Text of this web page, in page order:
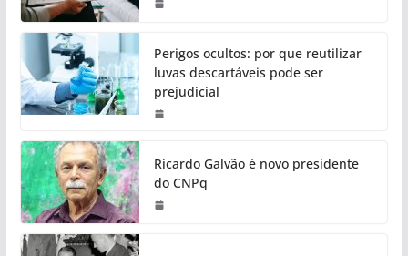
Perigos ocultos: por que reutilizar
luvas descartáveis pode ser
prejudicial
Ricardo Galvão é novo presidente
do CNPq